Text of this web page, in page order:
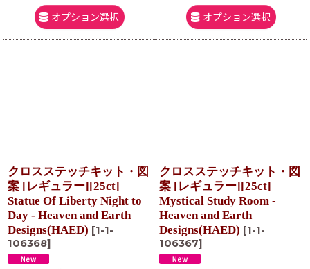
オプション選択 オプション選択
クロスステッチキット・図
案 [レギュラー][25ct]
Statue Of Liberty Night to
Day - Heaven and Earth
Designs(HAED) [1-1-
106368]
クロスステッチキット・図
案 [レギュラー][25ct]
Mystical Study Room -
Heaven and Earth
Designs(HAED) [1-1-
106367]